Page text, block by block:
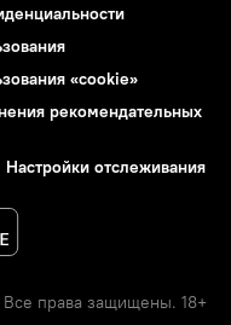
«cookie»
рекомендательных
Настройки отслеживания
права защищены. 18+